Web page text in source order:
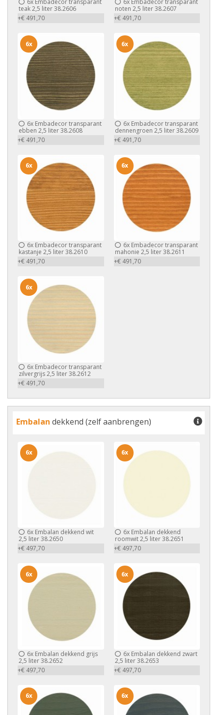
6x Embadecor transparant
teak 2,5 liter 38.2606
+€ 491,70
6xEmbadecor transparant
noten 2,5 liter 38.2607
+€ 491,70
6x Embadecor transparant
ebben 2,5 liter 38.2608
+€ 491,70
6x
6xEmbadecor transparant
dennengroen 2,5 liter 38.2609
+€ 491,70
6x
6x Embadecor transparant
kastanje 2,5 liter 38.2610
+€ 491,70
6x
6xEmbadecor transparant
mahonie 2,5 liter 38.2611
+€ 491,70
6x
6x Embadecor transparant
zilvergrijs 2,5 liter 38.2612
+€ 491,70
6x
Embalan dekkend (zelf aanbrengen)
6x Embalan dekkend wit
2,5 liter 38.2650
+€ 497,70
6x
6xEmbalan dekkend
roomwit 2,5 liter 38.2651
+€ 497,70
6x
6x Embalan dekkend grijs
2,5 liter 38.2652
+€ 497,70
6x
6xEmbalan dekkend zwart
2,5 liter 38.2653
+€ 497,70
6x
6x 6x